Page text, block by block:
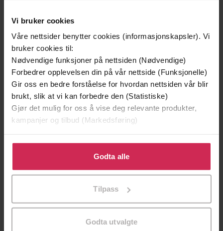
Vi bruker cookies
Våre nettsider benytter cookies (informasjonskapsler). Vi
bruker cookies til:
Nødvendige funksjoner på nettsiden (Nødvendige)
Forbedrer opplevelsen din på vår nettside (Funksjonelle)
Gir oss en bedre forståelse for hvordan nettsiden vår blir
brukt, slik at vi kan forbedre den (Statistiske)
Gjør det mulig for oss å vise deg relevante produkter,
kampanjer og tilbud (Markedsføring)
Klikk på «Godta alle» for å gi oss ditt samtykke til å
bruke cookies for alle disse formålene. Du kan også
tilpasse ditt samtykke til spesifikke formål ved å klikke
Godta alle
Tilpass
Godta utvalgte
199,-
Minnesota
Jo Nesbø
EBOK
349,-
Utskudd
Jørn Lier Horst
Land in Winter
Sceptre